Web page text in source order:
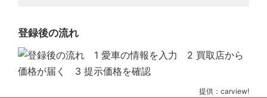
登録後の流れ
提供：carview!